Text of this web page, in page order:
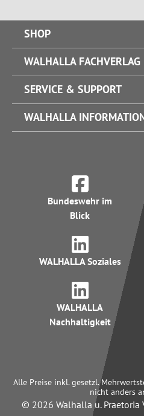
SHOP
WALHALLA FACHVERLAG
SERVICE & SUPPORT
WALHALLA
Bundeswehr im
Blick
WALHALLA Soziales
WALHALLA
Nachhaltigkeit
Alle Preise inkl. gesetzl.
nicht anders
© 2026 Walhalla u. Praetoria